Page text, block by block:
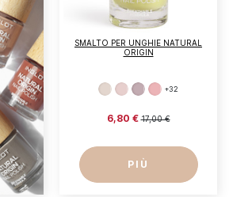
SMALTO PER UNGHIE NATURAL
ORIGIN
+32
6,80 €17,00 €
PIÙ